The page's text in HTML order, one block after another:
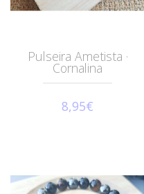
Pulseira Ametista ·
Cornalina
8,95€